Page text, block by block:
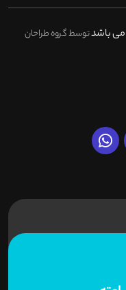
می باشدتوسط گروه طراحان